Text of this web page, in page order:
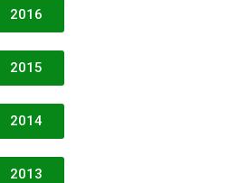
2016
2015
2014
2013